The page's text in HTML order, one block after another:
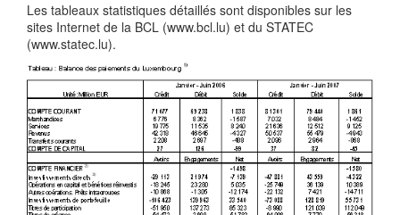
Les tableaux statistiques détaillés sont disponibles sur les
sites Internet de la BCL (www.bcl.lu) et du STATEC
(www.statec.lu).